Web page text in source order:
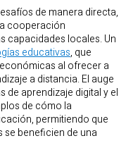
de manera directa,
cooperación
capacidades locales. Un
educativas, que
al ofrecer a
a distancia. El auge
de aprendizaje digital y el
de cómo la
permitiendo que
beneficien de una